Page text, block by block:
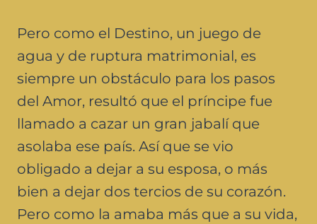
Pero como el Destino, un juego de
agua y de ruptura matrimonial, es
siempre un obstáculo para los pasos
del Amor, resultó que el príncipe fue
llamado a cazar un gran jabalí que
asolaba ese país. Así que se vio
obligado a dejar a su esposa, o más
bien a dejar dos tercios de su corazón.
Pero como la amaba más que a su vida,